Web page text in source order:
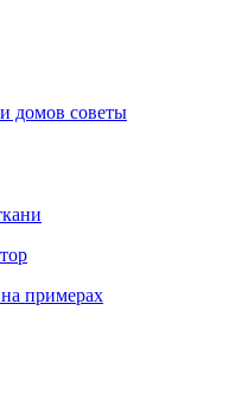
домов советы
примерах